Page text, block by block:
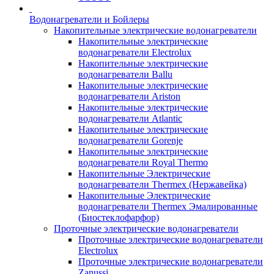
Водонагреватели и Бойлеры
Накопительные электрические водонагреватели
Накопительные электрические
водонагреватели Electrolux
Накопительные электрические
водонагреватели Ballu
Накопительные электрические
водонагреватели Ariston
Накопительные электрические
водонагреватели Atlantic
Накопительные электрические
водонагреватели Gorenje
Накопительные электрические
водонагреватели Royal Thermo
Накопительные Электрические
водонагреватели Thermex (Нержавейка)
Накопительные Электрические
водонагреватели Thermex Эмалированные
(Биостеклофарфор)
Проточные электрические водонагреватели
Проточные электрические водонагреватели
Electrolux
Проточные электрические водонагреватели